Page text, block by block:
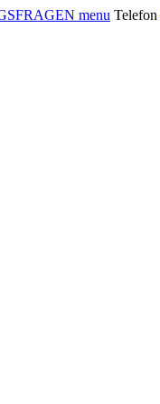
menu Telefon